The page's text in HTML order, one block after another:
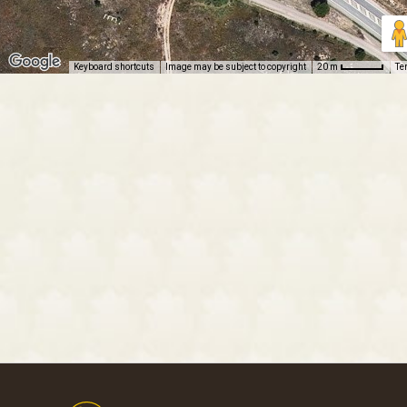
Keyboard shortcuts Image may be subject to copyright 20 m